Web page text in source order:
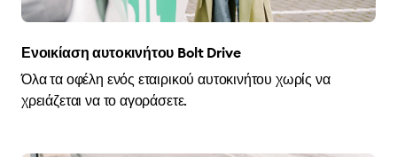
Ενοικίαση αυτοκινήτου Bolt Drive
Όλα τα οφέλη ενός εταιρικού αυτοκινήτου χωρίς να
χρειάζεται να το αγοράσετε.